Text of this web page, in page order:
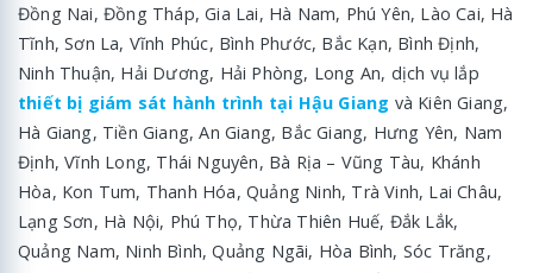
Đồng Nai, Đồng Tháp, Gia Lai, Hà Nam, Phú Yên, Lào Cai, Hà
Tĩnh, Sơn La, Vĩnh Phúc, Bình Phước, Bắc Kạn, Bình Định,
Ninh Thuận, Hải Dương, Hải Phòng, Long An, dịch vụ lắp
thiết bị giám sát hành trình tại Hậu Giang và Kiên Giang,
Hà Giang, Tiền Giang, An Giang, Bắc Giang, Hưng Yên, Nam
Định, Vĩnh Long, Thái Nguyên, Bà Rịa – Vũng Tàu, Khánh
Hòa, Kon Tum, Thanh Hóa, Quảng Ninh, Trà Vinh, Lai Châu,
Lạng Sơn, Hà Nội, Phú Thọ, Thừa Thiên Huế, Đắk Lắk,
Quảng Nam, Ninh Bình, Quảng Ngãi, Hòa Bình, Sóc Trăng,